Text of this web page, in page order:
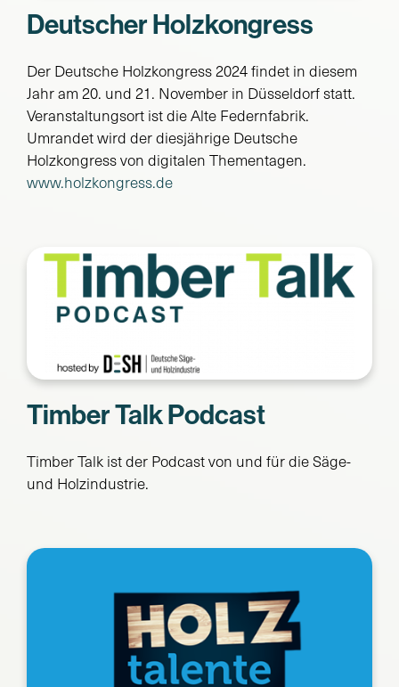
Suche
Deutscher Holzkongress
Der Deutsche Holzkongress 2024 findet in diesem
Jahr am 20. und 21. November in Düsseldorf statt.
Veranstaltungsort ist die Alte Federnfabrik.
Umrandet wird der diesjährige Deutsche
Holzkongress von digitalen Thementagen.
www.holzkongress.de
Timber Talk Podcast
Timber Talk ist der Podcast von und für die Säge-
und Holzindustrie.